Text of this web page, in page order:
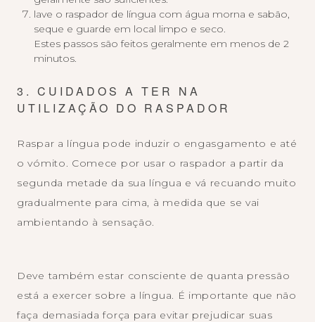
lave o raspador de língua com água morna e sabão,
seque e guarde em local limpo e seco.
Estes passos são feitos geralmente em menos de 2
minutos.
3. CUIDADOS A TER NA
UTILIZAÇÃO DO RASPADOR
Raspar a língua pode induzir o engasgamento e até
o vómito. Comece por usar o raspador a partir da
segunda metade da sua língua e vá recuando muito
gradualmente para cima, à medida que se vai
ambientando à sensação.
Deve também estar consciente de quanta pressão
está a exercer sobre a língua. É importante que não
faça demasiada força para evitar prejudicar suas